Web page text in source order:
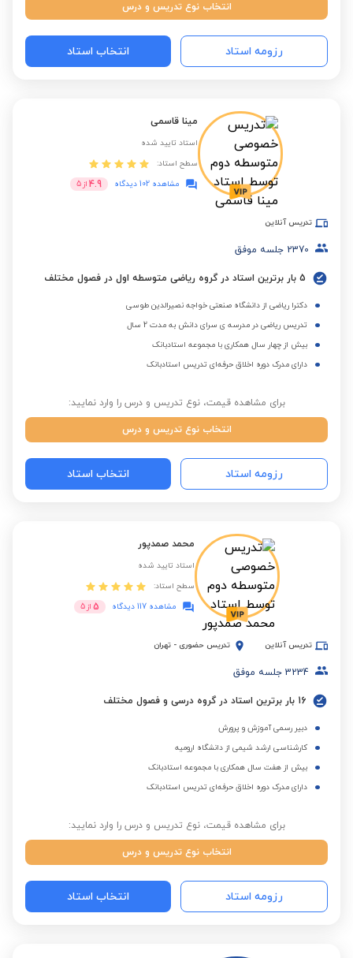
انتخاب نوع تدریس و درس
رزومه استاد انتخاب استاد
مینا قاسمی
استاد تایید شده
سطح استاد:
مشاهده 102 دیدگاه
4.9 از 5
تدریس آنلاین
2370 جلسه موفق
5 بار برترین استاد در گروه ریاضی متوسطه اول در فصول مختلف
دکترا ریاضی از دانشگاه صنعتی خواجه نصیرالدین طوسی
تدریس ریاضی در مدرسه ی سرای دانش به مدت 2 سال
بیش از چهار سال همکاری با مجموعه استادبانک
دارای مدرک دوره اخلاق حرفه‌ای تدریس استادبانک
برای مشاهده قیمت، نوع تدریس و درس را وارد نمایید:
انتخاب نوع تدریس و درس
رزومه استاد انتخاب استاد
محمد صمدپور
استاد تایید شده
سطح استاد:
مشاهده 117 دیدگاه
5 از 5
تدریس آنلاین تدریس حضوری - تهران
3234 جلسه موفق
16 بار برترین استاد در گروه درسی و فصول مختلف
دبیر رسمی آموزش و پرورش
کارشناسی ارشد شیمی از دانشگاه ارومیه
بیش از هفت سال همکاری با مجموعه استادبانک
دارای مدرک دوره اخلاق حرفه‌ای تدریس استادبانک
برای مشاهده قیمت، نوع تدریس و درس را وارد نمایید:
انتخاب نوع تدریس و درس
رزومه استاد انتخاب استاد